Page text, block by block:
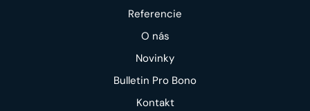
Referencie
O nás
Novinky
Bulletin Pro Bono
Kontakt